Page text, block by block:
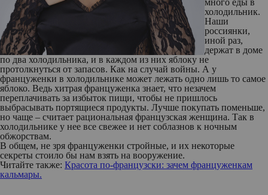
много еды в
холодильник.
Наши
россиянки,
иной раз,
держат в доме
по два холодильника, и в каждом из них яблоку не
протолкнуться от запасов. Как на случай войны. А у
француженки в холодильнике может лежать одно лишь то самое
яблоко. Ведь хитрая француженка знает, что незачем
переплачивать за избыток пищи, чтобы не пришлось
выбрасывать портящиеся продукты. Лучше покупать поменьше,
но чаще – считает рациональная французская женщина. Так в
холодильнике у нее все свежее и нет соблазнов к ночным
обжорствам.
В общем, не зря француженки стройные, и их некоторые
секреты стоило бы нам взять на вооружение.
Читайте также: Красота по-французски: зачем француженкам
кальмары.